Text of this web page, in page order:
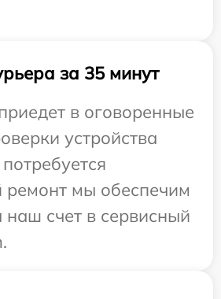
за 35 минут
в оговоренные
устройства
ремонт мы обеспечим
наш счет в сервисный